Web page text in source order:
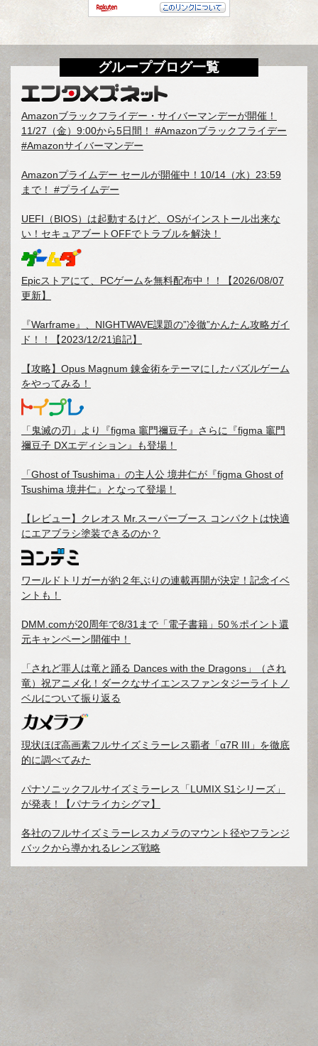
グループブログ一覧
Amazonブラックフライデー・サイバーマンデーが開催！
11/27（金）9:00から5日間！ #Amazonブラックフライデー
#Amazonサイバーマンデー
Amazonプライムデー セールが開催中！10/14（水）23:59
まで！ #プライムデー
UEFI（BIOS）は起動するけど、OSがインストール出来な
い！セキュアブートOFFでトラブルを解決！
Epicストアにて、PCゲームを無料配布中！！【2026/08/07
更新】
『Warframe』、NIGHTWAVE課題の”冷徹”かんたん攻略ガイ
ド！！【2023/12/21追記】
【攻略】Opus Magnum 錬金術をテーマにしたパズルゲーム
をやってみる！
「鬼滅の刃」より『figma 竈門禰豆子』さらに『figma 竈門
禰豆子 DXエディション』も登場！
「Ghost of Tsushima」の主人公 境井仁が『figma Ghost of
Tsushima 境井仁』となって登場！
【レビュー】クレオス Mr.スーパーブース コンパクトは快適
にエアブラシ塗装できるのか？
ワールドトリガーが約２年ぶりの連載再開が決定！記念イベ
ントも！
DMM.comが20周年で8/31まで「電子書籍」50％ポイント還
元キャンペーン開催中！
「されど罪人は竜と踊る Dances with the Dragons」（され
竜）祝アニメ化！ダークなサイエンスファンタジーライトノ
ベルについて振り返る
現状ほぼ高画素フルサイズミラーレス覇者「α7R III」を徹底
的に調べてみた
パナソニックフルサイズミラーレス「LUMIX S1シリーズ」
が発表！【パナライカシグマ】
各社のフルサイズミラーレスカメラのマウント径やフランジ
バックから導かれるレンズ戦略